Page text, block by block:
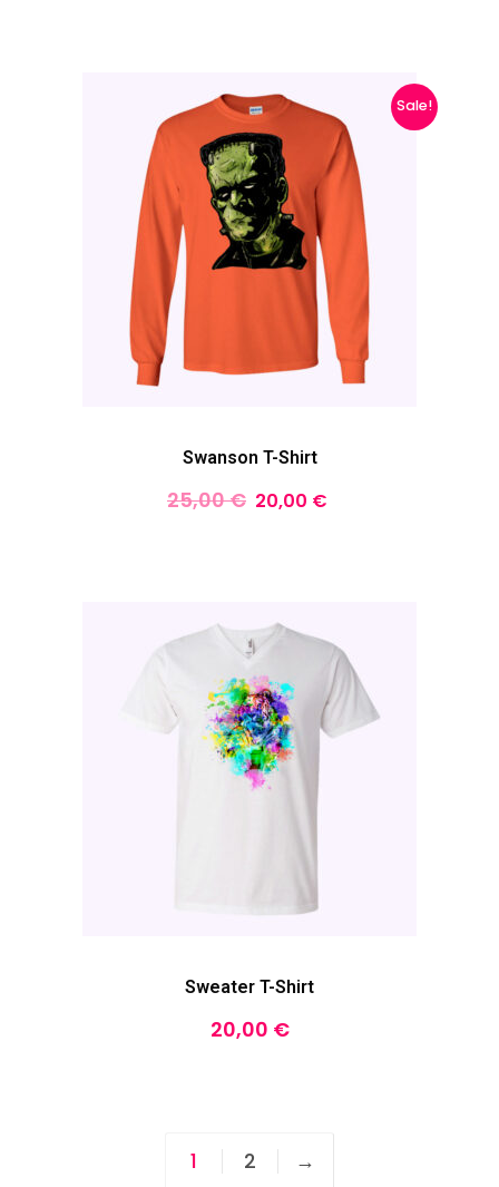
Sale!
Swanson T-Shirt
25,00€ 20,00 €
Sweater T-Shirt
20,00 €
1 2 →